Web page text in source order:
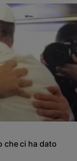
che ci ha dato